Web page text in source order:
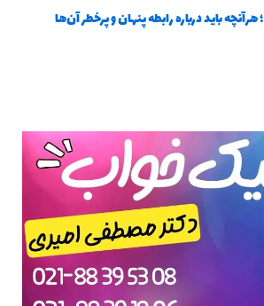
آپنه خواب و دیابت نوع ۲؛ هرآنچه باید درباره رابطه پنهان و پرخطر آن‌ها